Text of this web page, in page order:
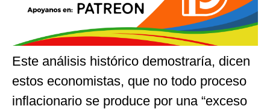
Este análisis histórico demostraría, dicen
estos economistas, que no todo proceso
inflacionario se produce por una “exceso